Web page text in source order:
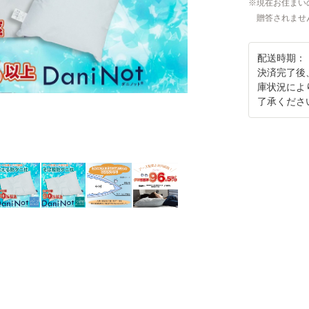
現在お住まい
贈答されませ
配送時期：
決済完了後
庫状況によ
了承くださ